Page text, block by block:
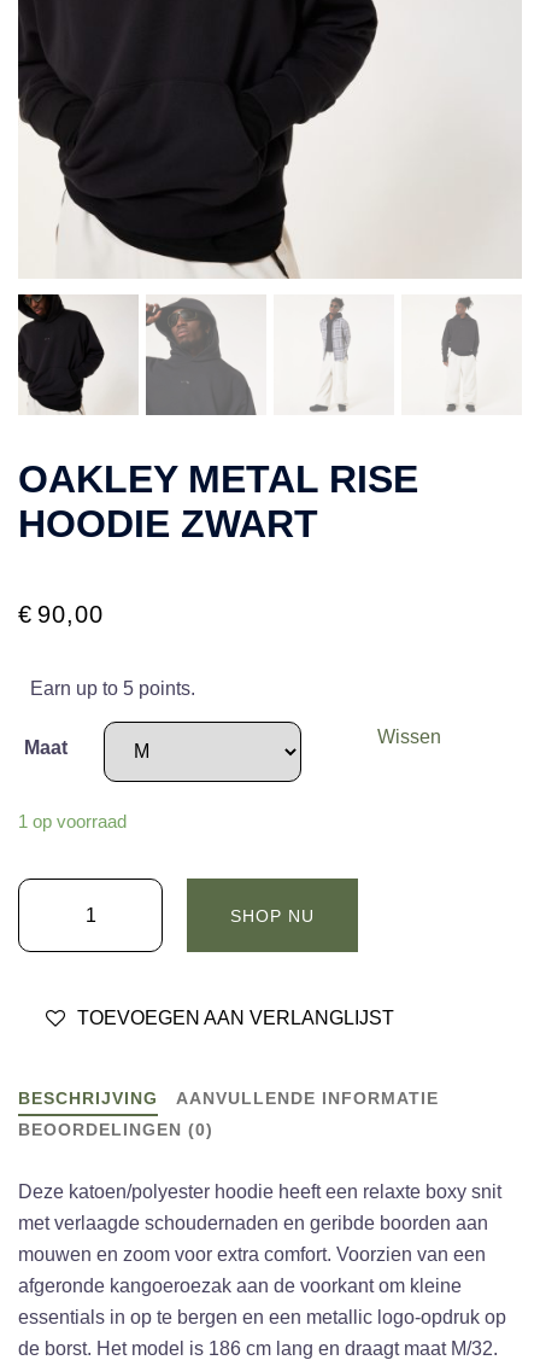
OAKLEY METAL RISE
HOODIE ZWART
€ 90,00
Earn up to 5 points.
Maat
Wissen
1 op voorraad
OAKLEY
RISE
Zwart
SHOP NU
TOEVOEGEN AAN VERLANGLIJST
BESCHRIJVING
AANVULLENDE INFORMATIE
BEOORDELINGEN (0)
Deze katoen/polyester hoodie heeft een relaxte boxy snit
met verlaagde schoudernaden en geribde boorden aan
mouwen en zoom voor extra comfort. Voorzien van een
afgeronde kangoeroezak aan de voorkant om kleine
essentials in op te bergen en een metallic logo-opdruk op
de borst. Het model is 186 cm lang en draagt maat M/32.